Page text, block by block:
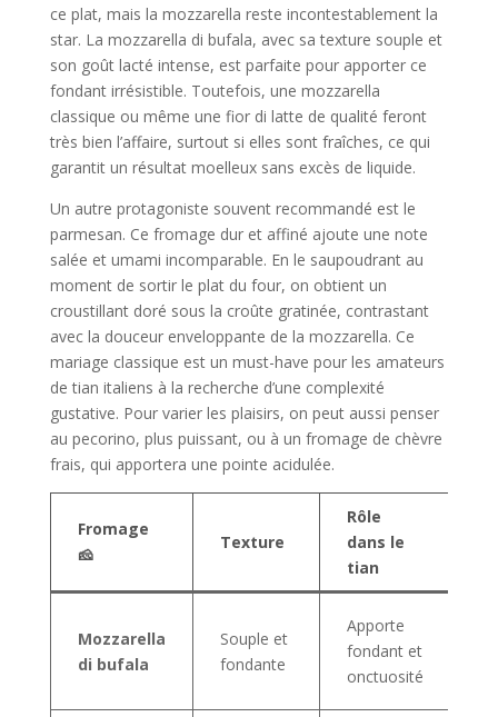
ce plat, mais la mozzarella reste incontestablement la
star. La mozzarella di bufala, avec sa texture souple et
son goût lacté intense, est parfaite pour apporter ce
fondant irrésistible. Toutefois, une mozzarella
classique ou même une fior di latte de qualité feront
très bien l’affaire, surtout si elles sont fraîches, ce qui
garantit un résultat moelleux sans excès de liquide.
Un autre protagoniste souvent recommandé est le
parmesan. Ce fromage dur et affiné ajoute une note
salée et umami incomparable. En le saupoudrant au
moment de sortir le plat du four, on obtient un
croustillant doré sous la croûte gratinée, contrastant
avec la douceur enveloppante de la mozzarella. Ce
mariage classique est un must-have pour les amateurs
de tian italiens à la recherche d’une complexité
gustative. Pour varier les plaisirs, on peut aussi penser
au pecorino, plus puissant, ou à un fromage de chèvre
frais, qui apportera une pointe acidulée.
Fromage
🧀
Texture
Rôle
dans le
tian
Mozzarella
di bufala
Souple et
fondante
Apporte
fondant et
onctuosité